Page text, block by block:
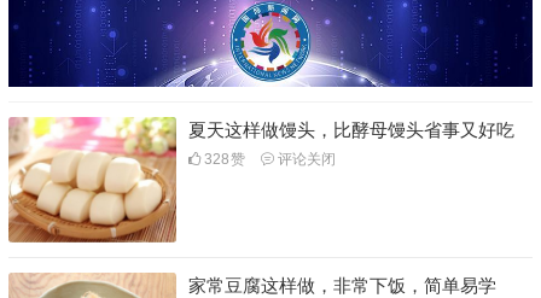
夏天这样做馒头，比酵母馒头省事又好吃
328赞 评论关闭
家常豆腐这样做，非常下饭，简单易学